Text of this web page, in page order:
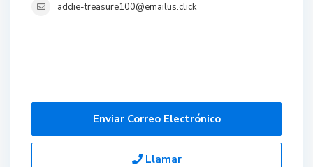
addie-treasure100@emailus.click
Enviar Correo Electrónico
Llamar